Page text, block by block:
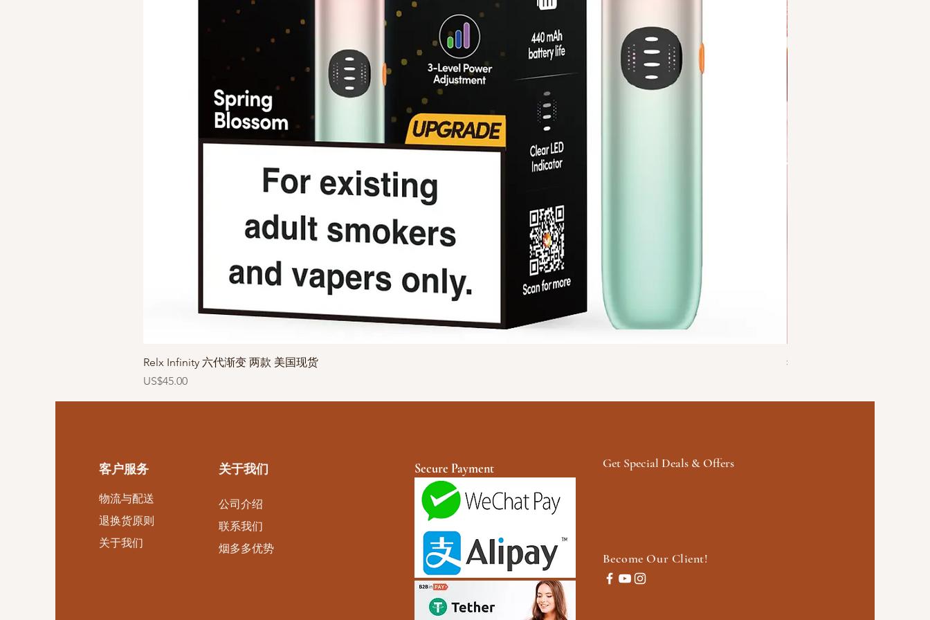
Relx Infinity 六代渐变 两款 美国现货
價格
US$45.00
独角兽Yoohuu电子烟烟弹
客户服务
​物流与配送
退换货原则
​关于我们
关于我们
公司介绍
​联系我们
烟多多优势
Secure Payment Get Special Deals & Offers
Become Our Client!